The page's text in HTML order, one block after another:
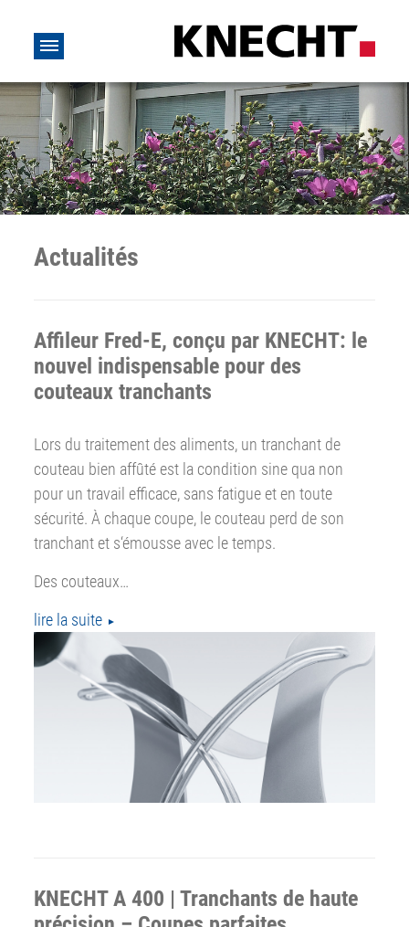
Actualités
Affileur Fred-E, conçu par KNECHT: le
nouvel indispensable pour des
couteaux tranchants
Lors du traitement des aliments, un tranchant de
couteau bien affûté est la condition sine qua non
pour un travail efficace, sans fatigue et en toute
sécurité. À chaque coupe, le couteau perd de son
tranchant et s‘émousse avec le temps.
Des couteaux…
lire la suite
KNECHT A 400 | Tranchants de haute